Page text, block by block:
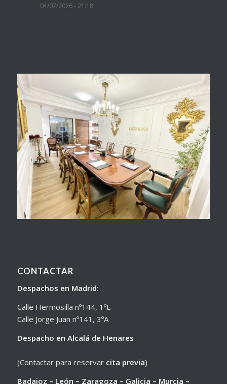
04/07/2026 - 21:18
CONTACTAR
Despachos en Madrid:
Calle Hermosilla nº144, 1ºE
Calle Jorge Juan nº141, 3ºA
Despacho en Alcalá de Henares
(Contactar para reservar cita previa)
Badajoz – León – Zaragoza – Galicia – Murcia –